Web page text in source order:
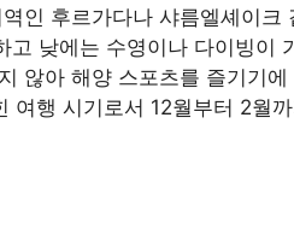
인 후르가다나 샤름엘셰이크
고 낮에는 수영이나 다이빙이
않아 해양 스포츠를 즐기기
여행 시기로서 12월부터 2월